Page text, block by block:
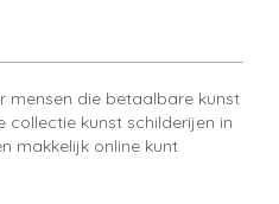
mensen die betaalbare kunst
collectie kunst schilderijen in
makkelijk online kunt